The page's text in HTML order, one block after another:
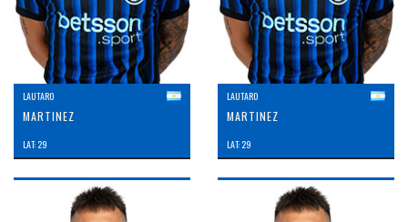
LAUTARO
MARTINEZ
LAT: 29
LAUTARO
MARTINEZ
LAT: 29